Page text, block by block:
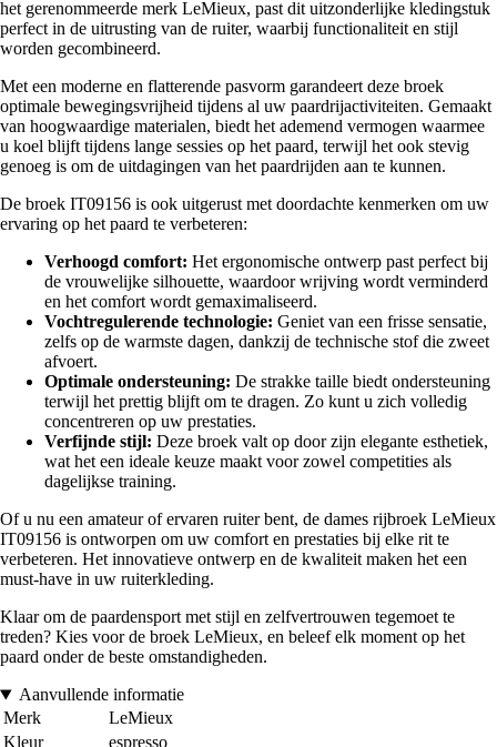
het gerenommeerde merk LeMieux, past dit uitzonderlijke kledingstuk
perfect in de uitrusting van de ruiter, waarbij functionaliteit en stijl
worden gecombineerd.
Met een moderne en flatterende pasvorm garandeert deze broek
optimale bewegingsvrijheid tijdens al uw paardrijactiviteiten. Gemaakt
van hoogwaardige materialen, biedt het ademend vermogen waarmee
u koel blijft tijdens lange sessies op het paard, terwijl het ook stevig
genoeg is om de uitdagingen van het paardrijden aan te kunnen.
De broek IT09156 is ook uitgerust met doordachte kenmerken om uw
ervaring op het paard te verbeteren:
Verhoogd comfort: Het ergonomische ontwerp past perfect bij
de vrouwelijke silhouette, waardoor wrijving wordt verminderd
en het comfort wordt gemaximaliseerd.
Vochtregulerende technologie: Geniet van een frisse sensatie,
zelfs op de warmste dagen, dankzij de technische stof die zweet
afvoert.
Optimale ondersteuning: De strakke taille biedt ondersteuning
terwijl het prettig blijft om te dragen. Zo kunt u zich volledig
concentreren op uw prestaties.
Verfijnde stijl: Deze broek valt op door zijn elegante esthetiek,
wat het een ideale keuze maakt voor zowel competities als
dagelijkse training.
Of u nu een amateur of ervaren ruiter bent, de dames rijbroek LeMieux
IT09156 is ontworpen om uw comfort en prestaties bij elke rit te
verbeteren. Het innovatieve ontwerp en de kwaliteit maken het een
must-have in uw ruiterkleding.
Klaar om de paardensport met stijl en zelfvertrouwen tegemoet te
treden? Kies voor de broek LeMieux, en beleef elk moment op het
paard onder de beste omstandigheden.
Aanvullende informatie
Merk
LeMieux
Kleur
espresso